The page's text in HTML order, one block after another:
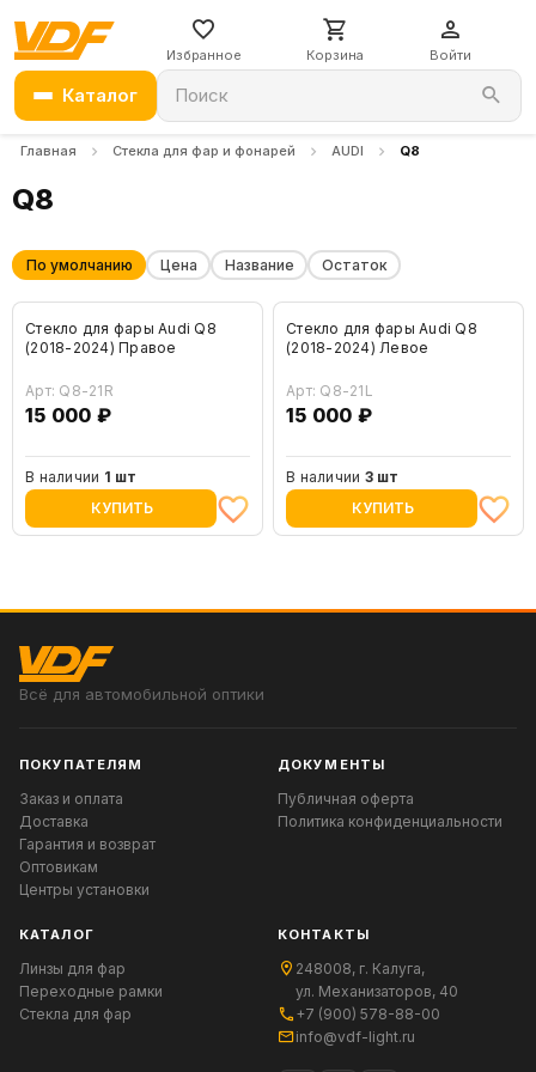
Избранное Корзина Войти
Каталог Поиск
Главная Стекла для фар и фонарей AUDI Q8
Q8
По умолчанию Цена Название Остаток
Стекло для фары Audi Q8
(2018-2024) Правое
Арт: Q8-21R
15 000 ₽
В наличии 1 шт
КУПИТЬ
Стекло для фары Audi Q8
(2018-2024) Левое
Арт: Q8-21L
15 000 ₽
В наличии 3 шт
КУПИТЬ
Всё для автомобильной оптики
ПОКУПАТЕЛЯМ
Заказ и оплата
Доставка
Гарантия и возврат
Оптовикам
Центры установки
ДОКУМЕНТЫ
Публичная оферта
Политика конфиденциальности
КАТАЛОГ
Линзы для фар
Переходные рамки
Стекла для фар
КОНТАКТЫ
248008, г. Калуга,
ул. Механизаторов, 40
+7 (900) 578-88-00
info@vdf-light.ru